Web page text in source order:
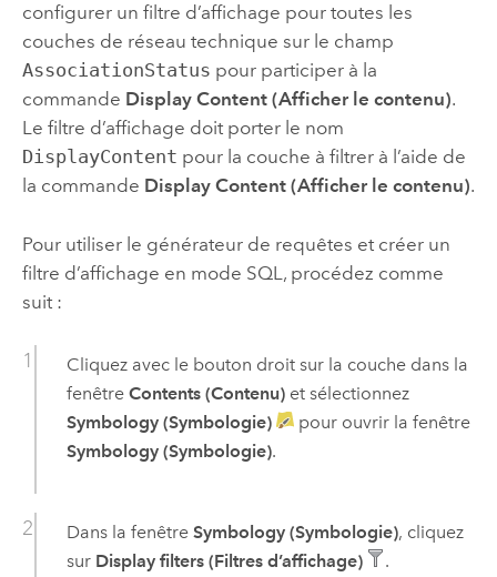
configurer un filtre d’affichage pour toutes les
couches de réseau technique sur le champ
AssociationStatus pour participer à la
commande Display Content (Afficher le contenu).
Le filtre d’affichage doit porter le nom
DisplayContent pour la couche à filtrer à l’aide de
la commande Display Content (Afficher le contenu).
Pour utiliser le générateur de requêtes et créer un
filtre d’affichage en mode SQL, procédez comme
suit :
Cliquez avec le bouton droit sur la couche dans la
fenêtre Contents (Contenu)et sélectionnez
Symbology (Symbologie)
pour ouvrir la fenêtre
Symbology (Symbologie).
Dans la fenêtre Symbology (Symbologie), cliquez
sur Display filters (Filtres d’affichage) .